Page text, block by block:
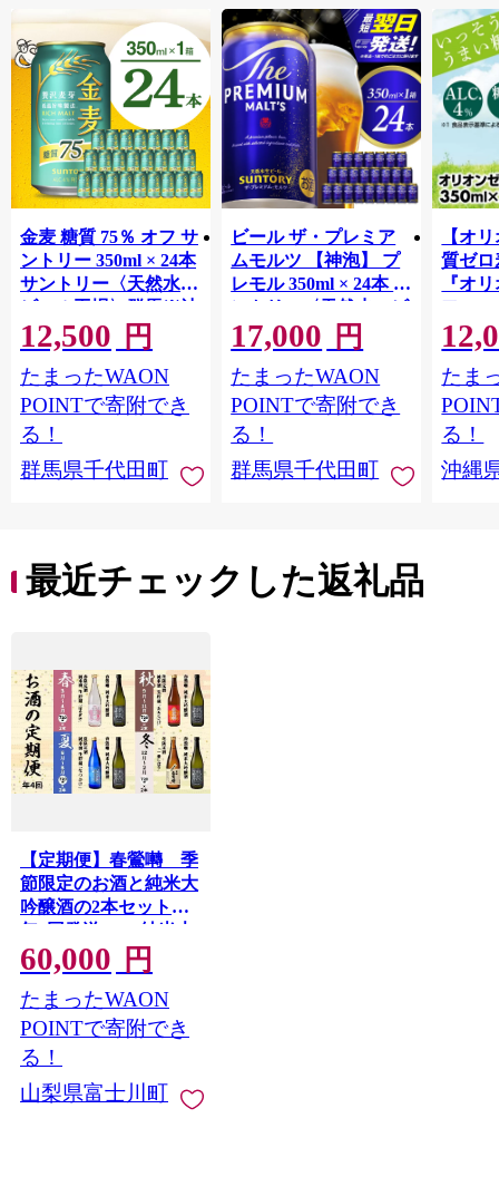
金麦 糖質 75％ オフ サ
ントリー 350ml × 24本
サントリー〈天然水の
ビール工場〉群馬※沖
縄・離島地域へのお届
け不可
12,500 円
たまったWAON
POINTで寄附でき
る！
群馬県千代田町
ビール ザ・プレミア
ムモルツ 【神泡】 プ
レモル 350ml × 24本 サ
ントリー〈天然水のビ
ール工場〉群馬※沖
縄・離島地域へのお届
け不可
17,000 円
たまったWAON
POINTで寄附でき
る！
群馬県千代田町
【オ
質ゼロ
『オ
フ』
泡酒
1ケー
ロ ゼ
麦芽3
化し
すめ
重瀬
たま
る！
沖縄
最近チェックした返礼品
【定期便】春鶯囀 季
節限定のお酒と純米大
吟醸酒の2本セット＜
年4回発送＞ 純米大
吟醸 純米酒 日本酒 お
酒 地酒 清酒 銘酒 春鶯
轉 富士川町 山梨 やま
なし
60,000 円
たまったWAON
POINTで寄附でき
る！
山梨県富士川町